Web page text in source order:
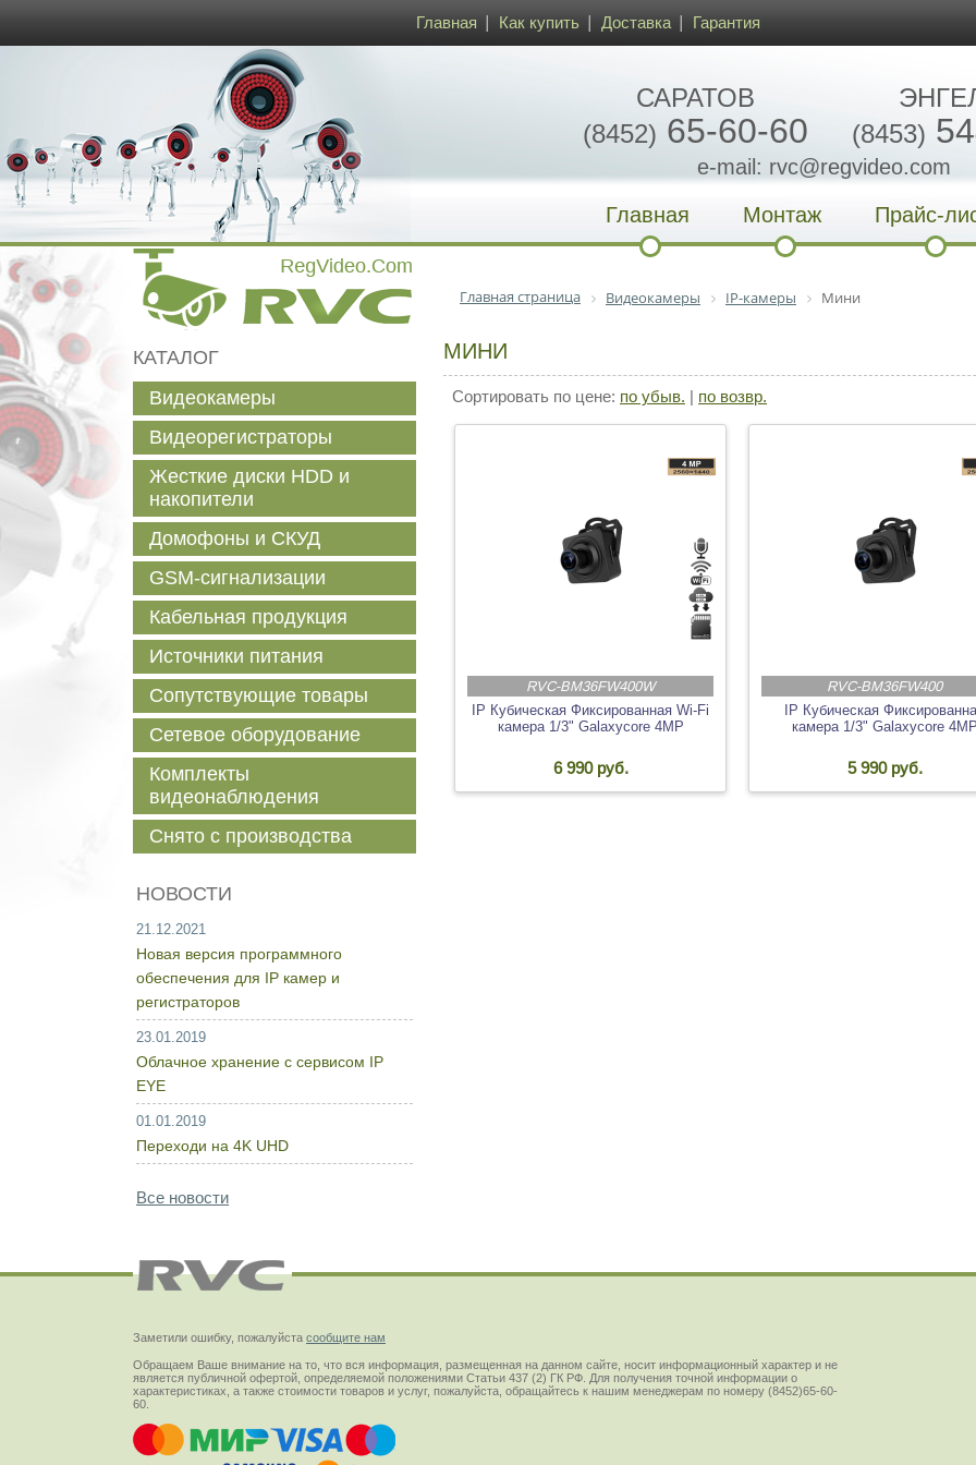
Главная Как купить Доставка Гарантия
САРАТОВ
(8452) 65-60-60
(8453)
e-mail: rvc@regvideo.com
Главная
Монтаж Прайс-
Главная страница Видеокамеры IP-камеры Мини
МИНИ
Сортировать по цене: по убыв. | по возвр.
RVC-BM36FW400W
IP Кубическая Фиксированная Wi-Fi
камера 1/3" Galaxycore 4MP
6 990 руб.
RVC-BM36FW400
IP Кубическая
камера 1/3" Galaxycore
5 990 руб.
КАТАЛОГ
Видеокамеры
Видеорегистраторы
Жесткие диски HDD и
накопители
Домофоны и СКУД
GSM-сигнализации
Кабельная продукция
Источники питания
Сопутствующие товары
Сетевое оборудование
Комплекты
видеонаблюдения
Снято с производства
НОВОСТИ
21.12.2021
Новая версия программного
обеспечения для IP камер и
регистраторов
23.01.2019
Облачное хранение с сервисом IP
EYE
01.01.2019
Переходи на 4K UHD
Все новости
Заметили ошибку, пожалуйста сообщите нам
Обращаем Ваше внимание на то, что вся информация, размещенная на данном сайте, носит информационный характер и не
является публичной офертой, определяемой положениями Статьи 437 (2) ГК РФ. Для получения точной информации о
характеристиках, а также стоимости товаров и услуг, пожалуйста, обращайтесь к нашим менеджерам по номеру (8452)65-60-
60.